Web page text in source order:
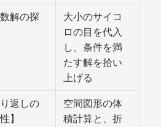
数解の探
大小のサイコ
ロの目を代入
し、条件を満
たす解を拾い
上げる
り返しの
】
空間図形の体
積計算と、折